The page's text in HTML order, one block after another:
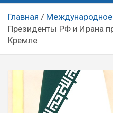
Главная
Президенты РФ и Ирана
Кремле